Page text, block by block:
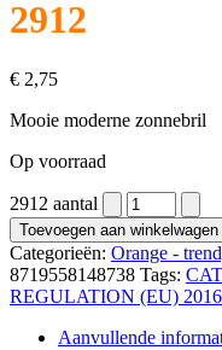
2912
€ 2,75
Mooie moderne zonnebril
Op voorraad
2912 aantal
Toevoegen aan winkelwagen
Categorieën: Orange -
8719558148738 Tags:
REGULATION (EU)
Aanvullende